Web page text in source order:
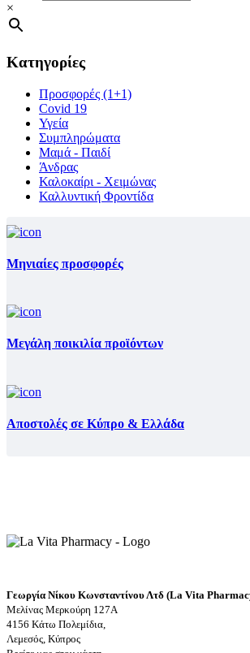
×
Κατηγορίες
Προσφορές (1+1)
Covid 19
Υγεία
Συμπληρώματα
Μαμά - Παιδί
Άνδρας
Καλοκαίρι - Χειμώνας
Καλλυντική Φροντίδα
Μηνιαίες προσφορές
Μεγάλη ποικιλία προϊόντων
Αποστολές σε Κύπρο & Ελλάδα
Γεωργία Νίκου Κωνσταντίνου Λτδ (La Vita
Μελίνας Μερκούρη 127Α
4156 Κάτω Πολεμίδια,
Λεμεσός, Κύπρος